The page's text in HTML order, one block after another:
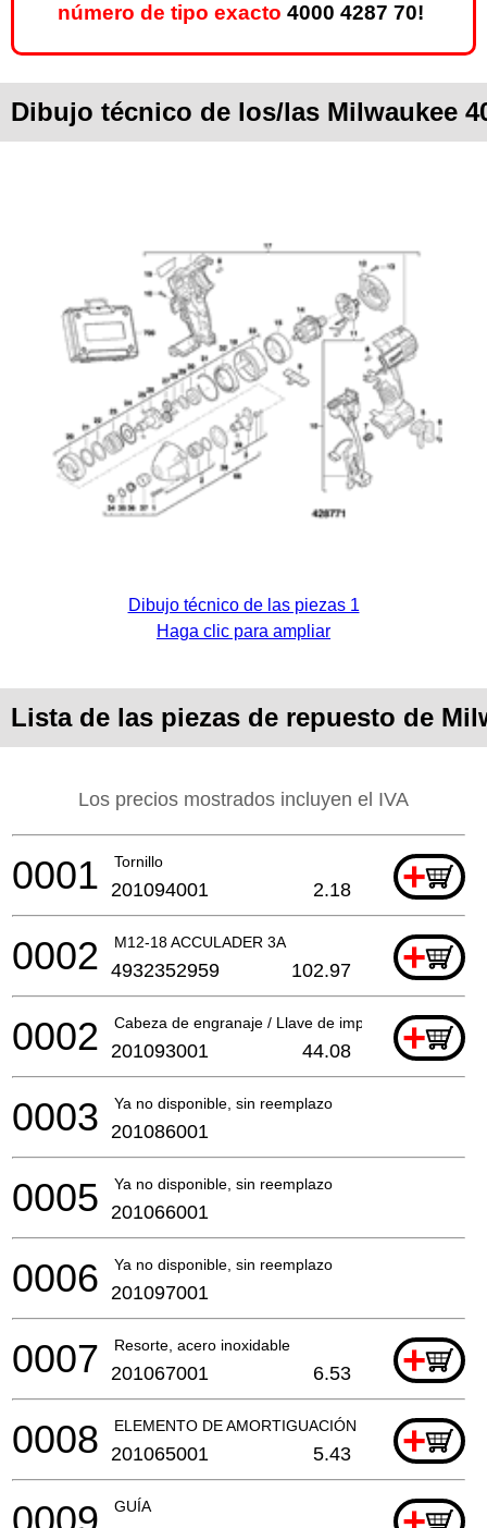
número de tipo exacto 4000 4287 70!
Dibujo técnico de los/las Milwaukee
Dibujo técnico de las piezas 1
Haga clic para ampliar
Lista de las piezas de repuesto de
Los precios mostrados incluyen el IVA
Tornillo +
0001 201094001 2.18
M12-18 ACCULADER 3A +
0002 4932352959 102.97
Cabeza de engranaje / Llave de impacto de batería
+
0002 201093001 44.08
Ya no disponible, sin reemplazo
0003 201086001
Ya no disponible, sin reemplazo
0005 201066001
Ya no disponible, sin reemplazo
0006 201097001
Resorte, acero inoxidable +
0007 201067001 6.53
ELEMENTO DE AMORTIGUACIÓN +
0008 201065001 5.43
GUÍA